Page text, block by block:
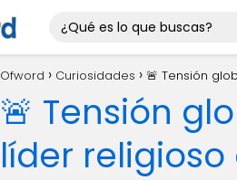
Ofword Curiosidades 🚨 Tensión
🚨 Tensión
líder